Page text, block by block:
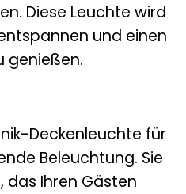
Diese Leuchte wird
und einen
genießen.
Deckenleuchte für
Beleuchtung. Sie
das Ihren Gästen